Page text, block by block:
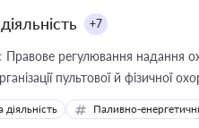
+7
Правове регулювання надання
пультової й фізичної
діяльність Паливно-